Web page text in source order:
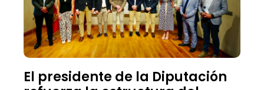
El presidente de la Diputación